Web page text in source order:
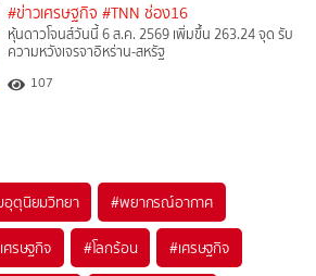
#ข่าวเศรษฐกิจ #TNN ช่อง16
หุ้นดาวโจนส์วันนี้ 6 ส.ค. 2569 เพิ่มขึ้น 263.24 จุด รับ
ความหวังเจรจาอิหร่าน-สหรัฐ
107
อุตุนิยมวิทยา #พยากรณ์อากาศ
ศรษฐกิจ #โลกร้อน #เศรษฐกิจ